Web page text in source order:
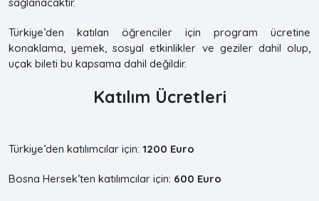
Türkiye’den katılan öğrenciler için program ücretine
konaklama, yemek, sosyal etkinlikler ve geziler dahil olup,
uçak bileti bu kapsama dahil değildir.
Katılım Ücretleri
Türkiye’den katılımcılar için: 1200 Euro
Bosna Hersek’ten katılımcılar için: 600 Euro